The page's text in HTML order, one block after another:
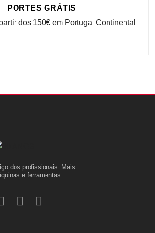
PORTES GRÁTIS
dos 150€ em Portugal Continental
dos profissionais. Mais
e ferramentas.